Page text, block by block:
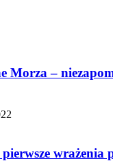
Morza –
wrażenia